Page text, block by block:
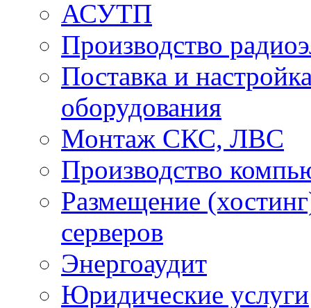
АСУТП
Производство
Поставка и
оборудования
Монтаж СКС, ЛВС
Производство
Размещение
серверов
Энергоаудит
Юридические услуги